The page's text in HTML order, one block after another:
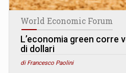
World Economic Forum
L’economia green corre
di dollari
di Francesco Paolini